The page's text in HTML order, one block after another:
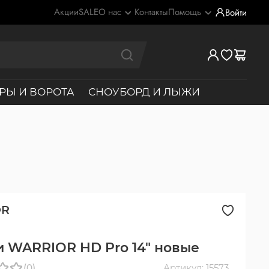
АкцииSALEО нас КонтактыПомощь Войти
И ВОРОТА СНОУБОРД И ЛЫЖИ
HD Pro 14" новые